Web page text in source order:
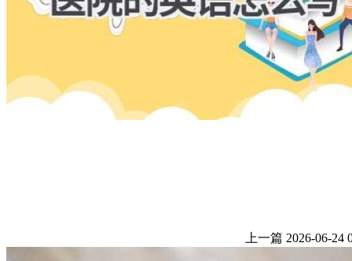
上一篇 2026-06-24